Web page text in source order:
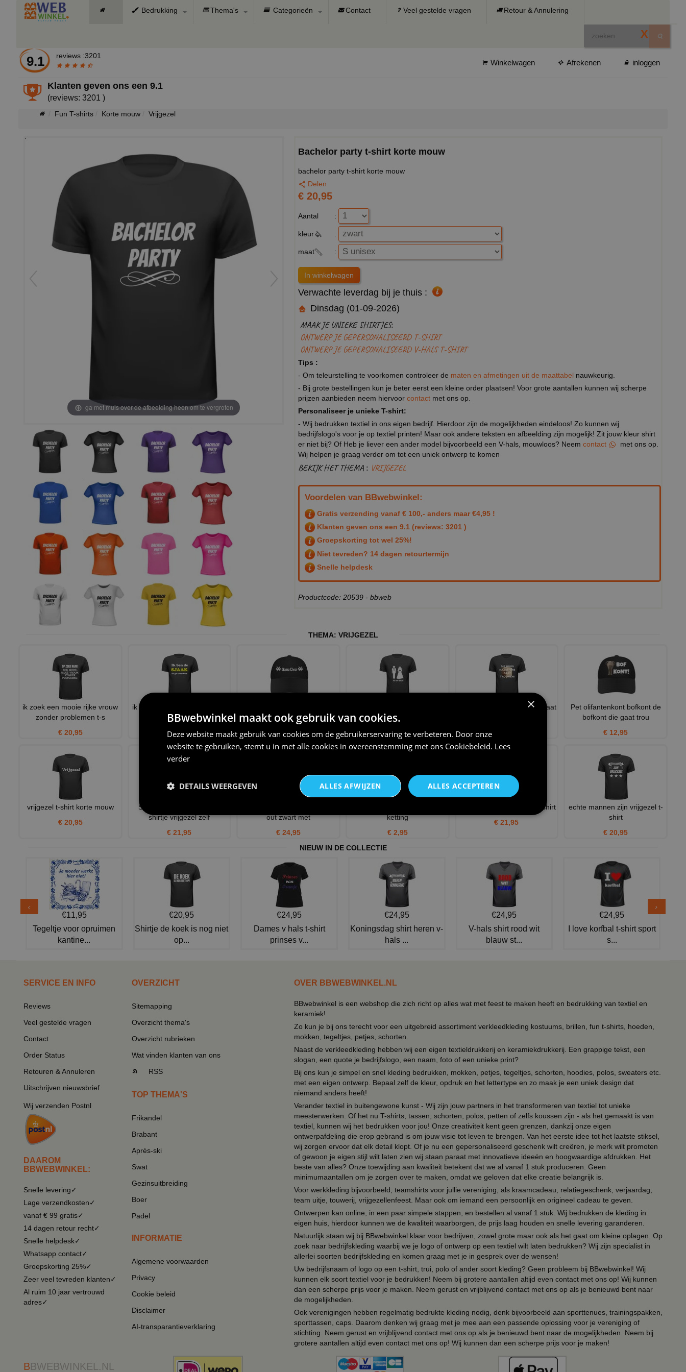
Bedrukking Thema's Categorieën Contact Veel gestelde vragen Retour & Annulering
X
9.1 reviews :3201
Winkelwagen Afrekenen inloggen
Klanten geven ons een9.1
(reviews: 3201 )
Fun T-shirts Korte mouw Vrijgezel
ga met muis over de afbeelding heen om te vergroten
Bachelor party t-shirt korte mouw
bachelor party t-shirt korte mouw
Delen
€ 20,95
Aantal :
kleur :
maat :
Verwachte leverdag bij je thuis :
Dinsdag (01-09-2026)
MAAK JE UNIEKE SHIRTJES:
ONTWERP JE GEPERSONALISEERD T-SHIRT
ONTWERP JE GEPERSONALISEERD V-HALS T-SHIRT
Tips :
- Om teleurstelling te voorkomen controleer de maten en afmetingen uit de maattabel nauwkeurig.
- Bij grote bestellingen kun je beter eerst een kleine order plaatsen! Voor grote aantallen kunnen wij scherpe
prijzen aanbieden neem hiervoor contact met ons op.
Personaliseer je unieke T-shirt:
- Wij bedrukken textiel in ons eigen bedrijf. Hierdoor zijn de mogelijkheden eindeloos! Zo kunnen wij
bedrijfslogo's voor je op textiel printen! Maar ook andere teksten en afbeelding zijn mogelijk! Zit jouw kleur shirt
er niet bij? Of Heb je liever een ander model bijvoorbeeld een V-hals, mouwloos? Neem contact
met ons op.
Wij helpen je graag verder om tot een uniek ontwerp te komen
BEKIJK HET THEMA : VRIJGEZEL
Voordelen van BBwebwinkel:
Gratis verzending vanaf € 100,- anders maar €4,95 !
Klanten geven ons een 9.1 (reviews: 3201 )
Groepskorting tot wel 25%!
Niet tevreden? 14 dagen retourtermijn
Snelle helpdesk
Productcode: 20539 - bbweb
THEMA: VRIJGEZEL
ik zoek een mooie rijke vrouw
zonder problemen t-s
€ 20,95
ik ben de sjaak ik ga trouwen
T-shirt
€ 21,95
game over!
€ 12,95
groepen leuk grap
€ 21,95
Shirtje die doos naast ons gaat
Pet olifantenkont bofkont de
bofkont die gaat trou
€ 12,95
vrijgezel t-shirt korte mouw
€ 20,95
Single taken self isolation
shirtje vrijgezel zelf
€ 21,95
out zwart met
€ 24,95
ketting
€ 2,95
Deze ezel gaat trouwen T-shirt
€ 21,95
echte mannen zijn vrijgezel t-
shirt
€ 20,95
NIEUW IN DE COLLECTIE
€11,95
Tegeltje voor opruimen
kantine...
€20,95
Shirtje de koek is nog niet
op...
€24,95
Dames v hals t-shirt
prinses v...
€24,95
Koningsdag shirt heren v-
hals ...
€24,95
V-hals shirt rood wit
blauw st...
€24,95
I love korfbal t-shirt sport
s...
SERVICE EN INFO
Reviews
Veel gestelde vragen
Contact
Order Status
Retouren & Annuleren
Uitschrijven nieuwsbrief
Wij verzenden Postnl
DAAROM
BBWEBWINKEL:
Snelle levering✓
Lage verzendkosten✓
vanaf € 99 gratis✓
14 dagen retour recht✓
Snelle helpdesk✓
Whatsapp contact✓
Groepskorting 25%✓
Zeer veel tevreden klanten✓
Al ruim 10 jaar vertrouwd
adres✓
OVERZICHT
Sitemapping
Overzicht thema's
Overzicht rubrieken
Wat vinden klanten van ons
RSS
TOP THEMA'S
Frikandel
Brabant
Après-ski
Swat
Gezinsuitbreiding
Boer
Padel
INFORMATIE
Algemene voorwaarden
Privacy
Cookie beleid
Disclaimer
AI-transparantieverklaring
OVER BBWEBWINKEL.NL
BBwebwinkel is een webshop die zich richt op alles wat met feest te maken heeft en bedrukking van textiel en
keramiek!
Zo kun je bij ons terecht voor een uitgebreid assortiment verkleedkleding kostuums, brillen, fun t-shirts, hoeden,
mokken, tegeltjes, petjes, schorten.
Naast de verkleedkleding hebben wij een eigen textieldrukkerij en keramiekdrukkerij. Een grappige tekst, een
slogan, een quote je bedrijfslogo, een naam, foto of een unieke print?
Bij ons kun je simpel en snel kleding bedrukken, mokken, petjes, tegeltjes, schorten, hoodies, polos, sweaters etc.
met een eigen ontwerp. Bepaal zelf de kleur, opdruk en het lettertype en zo maak je een uniek design dat
niemand anders heeft!
Verander textiel in buitengewone kunst - Wij zijn jouw partners in het transformeren van textiel tot unieke
meesterwerken. Of het nu T-shirts, tassen, schorten, polos, petten of zelfs koussen zijn - als het gemaakt is van
textiel, kunnen wij het bedrukken voor jou! Onze creativiteit kent geen grenzen, dankzij onze eigen
ontwerpafdeling die erop gebrand is om jouw visie tot leven te brengen. Van het eerste idee tot het laatste stiksel,
wij zorgen ervoor dat elk detail klopt. Of je nu een gepersonaliseerd geschenk wilt creëren, je merk wilt promoten
of gewoon je eigen stijl wilt laten zien wij staan paraat met innovatieve ideeën en hoogwaardige afdrukken. Het
beste van alles? Onze toewijding aan kwaliteit betekent dat we al vanaf 1 stuk produceren. Geen
minimumaantallen om je zorgen over te maken, omdat we geloven dat elke creatie belangrijk is.
Voor werkkleding bijvoorbeeld, teamshirts voor jullie vereniging, als kraamcadeau, relatiegeschenk, verjaardag,
team uitje, touwerij, vrijgezellenfeest. Maar ook om iemand een persoonlijk en origineel cadeau te geven.
Ontwerpen kan online, in een paar simpele stappen, en bestellen al vanaf 1 stuk. Wij bedrukken de kleding in
eigen huis, hierdoor kunnen we de kwaliteit waarborgen, de prijs laag houden en snelle levering garanderen.
Natuurlijk staan wij bij BBwebwinkel klaar voor bedrijven, zowel grote maar ook als het gaat om kleine oplagen. Op
zoek naar bedrijfskleding waarbij we je logo of ontwerp op een textiel wilt laten bedrukken? Wij zijn specialist in
allerlei soorten bedrijfskleding en komen graag met je in gesprek over de wensen!
Uw bedrijfsnaam of logo op een t-shirt, trui, polo of ander soort kleding? Geen probleem bij BBwebwinkel! Wij
kunnen elk soort textiel voor je bedrukken! Neem bij grotere aantallen altijd even contact met ons op! Wij kunnen
dan een scherpe prijs voor je maken. Neem gerust en vrijblijvend contact met ons op als je benieuwd bent naar
de mogelijkheden.
Ook verenigingen hebben regelmatig bedrukte kleding nodig, denk bijvoorbeeld aan sporttenues, trainingspakken,
sporttassen, caps. Daarom denken wij graag met je mee aan een passende oplossing voor je vereniging of
stichting. Neem gerust en vrijblijvend contact met ons op als je benieuwd bent naar de mogelijkheden. Neem bij
grotere aantallen altijd even contact met ons op! Wij kunnen dan een scherpe prijs voor je maken!
BBWEBWINKEL.NL
×
BBwebwinkel maakt ook gebruik van cookies.
Deze website maakt gebruik van cookies om de gebruikerservaring te verbeteren. Door onze
website te gebruiken, stemt u in met alle cookies in overeenstemming met ons Cookiebeleid. Lees
verder
ALLES ACCEPTEREN
ALLES AFWIJZEN
DETAILS WEERGEVEN